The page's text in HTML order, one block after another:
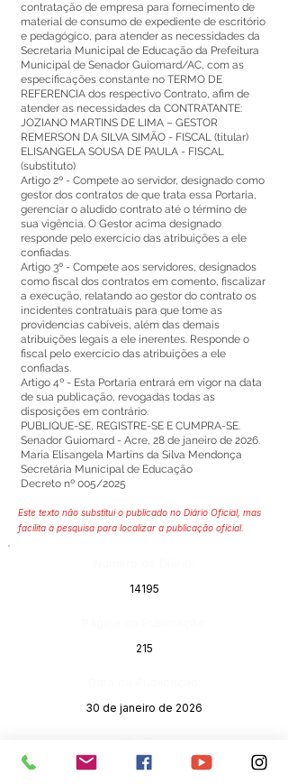
contratação de empresa para fornecimento de
material de consumo de expediente de escritório
e pedagógico, para atender as necessidades da
Secretaria Municipal de Educação da Prefeitura
Municipal de Senador Guiomard/AC, com as
especificações constante no TERMO DE
REFERENCIA dos respectivo Contrato, afim de
atender as necessidades da CONTRATANTE:
JOZIANO MARTINS DE LIMA – GESTOR
REMERSON DA SILVA SIMÃO - FISCAL (titular)
ELISANGELA SOUSA DE PAULA - FISCAL
(substituto)
Artigo 2º - Compete ao servidor, designado como
gestor dos contratos de que trata essa Portaria,
gerenciar o aludido contrato até o término de
sua vigência. O Gestor acima designado
responde pelo exercício das atribuições a ele
confiadas.
Artigo 3º - Compete aos servidores, designados
como fiscal dos contratos em comento, fiscalizar
a execução, relatando ao gestor do contrato os
incidentes contratuais para que tome as
providencias cabíveis, além das demais
atribuições legais a ele inerentes. Responde o
fiscal pelo exercício das atribuições a ele
confiadas.
Artigo 4º - Esta Portaria entrará em vigor na data
de sua publicação, revogadas todas as
disposições em contrário.
PUBLIQUE-SE, REGISTRE-SE E CUMPRA-SE.
Senador Guiomard - Acre, 28 de janeiro de 2026.
Maria Elisangela Martins da Silva Mendonça
Secretária Municipal de Educação
Decreto nº 005/2025
Este texto não substitui o publicado no Diário Oficial, mas
facilita a pesquisa para localizar a publicação oficial.
14195
215
30 de janeiro de 2026